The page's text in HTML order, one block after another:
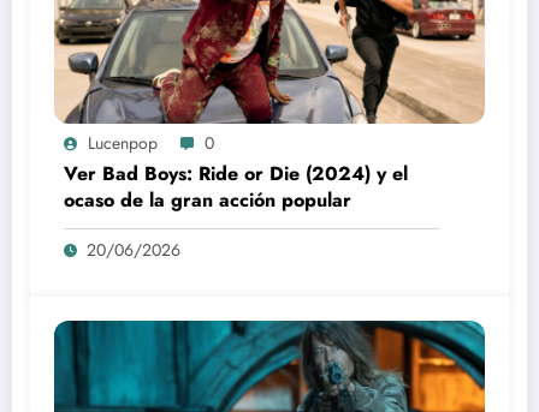
Lucenpop 0
Ver Bad Boys: Ride or Die (2024) y el
ocaso de la gran acción popular
20/06/2026